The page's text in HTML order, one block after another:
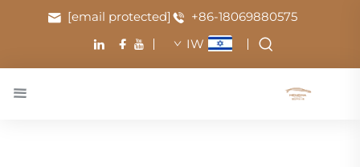
+86-18069880575
[email protected]
IW